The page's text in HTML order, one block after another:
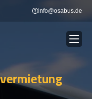
info@osabus.de
Show dropdown